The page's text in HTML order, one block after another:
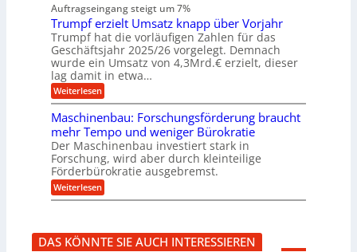
e
n
b
a
u
a
u
f
e
n
f
ü
h
r
u
n
g
e
n
B
S
C
L
w
e
i
r
e
r
t
u
n
g
s
r
e
i
e
s
H
y
b
r
i
d
u
g
Auftragseingang steigt um 7%
Trumpf erzielt Umsatz knapp über Vorjahr
Trumpf hat die vorläufigen Zahlen für das
Geschäftsjahr 2025/26 vorgelegt. Demnach
wurde ein Umsatz von 4,3Mrd.€ erzielt, dieser
lag damit in etwa…
Weiterlesen:
T
u
m
p
f
e
r
z
i
t
U
Maschinenbau: Forschungsförderung braucht
mehr Tempo und weniger Bürokratie
Der Maschinenbau investiert stark in
Forschung, wird aber durch kleinteilige
Förderbürokratie ausgebremst.
Weiterlesen:
M
c
h
DAS KÖNNTE SIE AUCH INTERESSIEREN